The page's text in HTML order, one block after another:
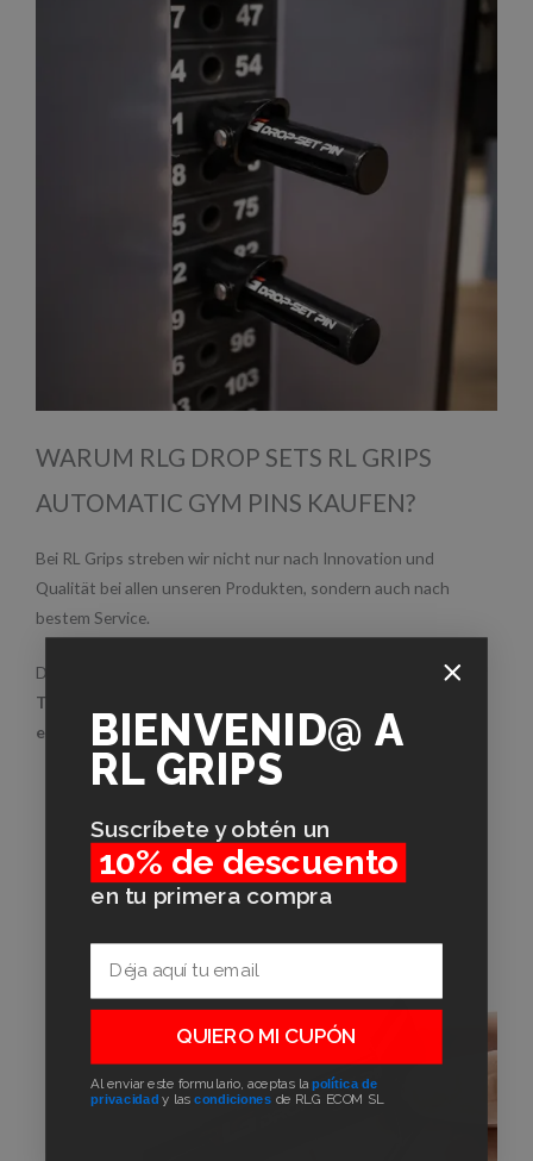
WARUM RLG DROP SETS RL GRIPS
AUTOMATIC GYM PINS KAUFEN?
Bei RL Grips streben wir nicht nur nach Innovation und
Qualität bei allen unseren Produkten, sondern auch nach
bestem Service.
Dank dieser automatischen Pins haben Sie die Möglichkeit,
Training zu verbessern und Ihre Ziele effizienter zu
erreichen.
WIE MAN RLG DROP-SET STIFTE
MONTIERT
BIENVENID@ A
RL GRIPS
Suscríbete y obtén un
10% de descuento
en tu primera compra
QUIERO MI CUPÓN
Al enviar este formulario, aceptas lapolítica de
privacidad y las condiciones de RLG ECOM SL